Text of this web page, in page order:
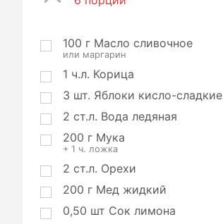
ц
и
100 г Масло сливочное
или маргарин
1 ч.л. Корица
3 шт. Яблоки кисло-сладкие
2 ст.л. Вода ледяная
200 г Мука
+ 1 ч. ложка
2 ст.л. Орехи
200 г Мед жидкий
0,50 шт Сок лимона